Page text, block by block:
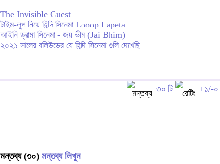
The Invisible Guest
টাইম-লুপ নিয়ে হিন্দি সিনেমা Looop Lapeta
আইনি ড্রামা সিনেমা - জয় ভীম (Jai Bhim)
২০২১ সালের বলিউডের যে হিন্দি সিনেমা গুলি দেখেছি
৩০ টি +১/-০
মন্তব্য (৩০) মন্তব্য লিখুন